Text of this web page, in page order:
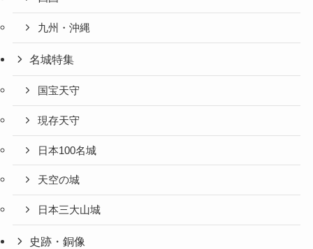
九州・沖縄
名城特集
国宝天守
現存天守
日本100名城
天空の城
日本三大山城
史跡・銅像